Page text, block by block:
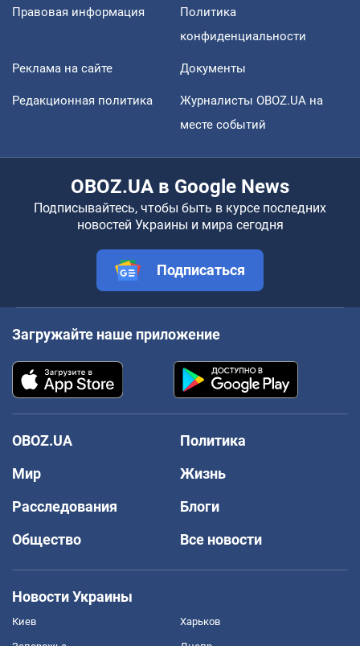
Правовая информация
Политика
конфиденциальности
Реклама на сайте Документы
Редакционная политика
Журналисты OBOZ.UA на
месте событий
OBOZ.UA в Google News
Подписывайтесь, чтобы быть в курсе последних
новостей Украины и мира сегодня
Подписаться
Загружайте наше приложение
OBOZ.UA
Политика
Мир
Жизнь
Расследования
Блоги
Общество
Все новости
Новости Украины
Киев Харьков